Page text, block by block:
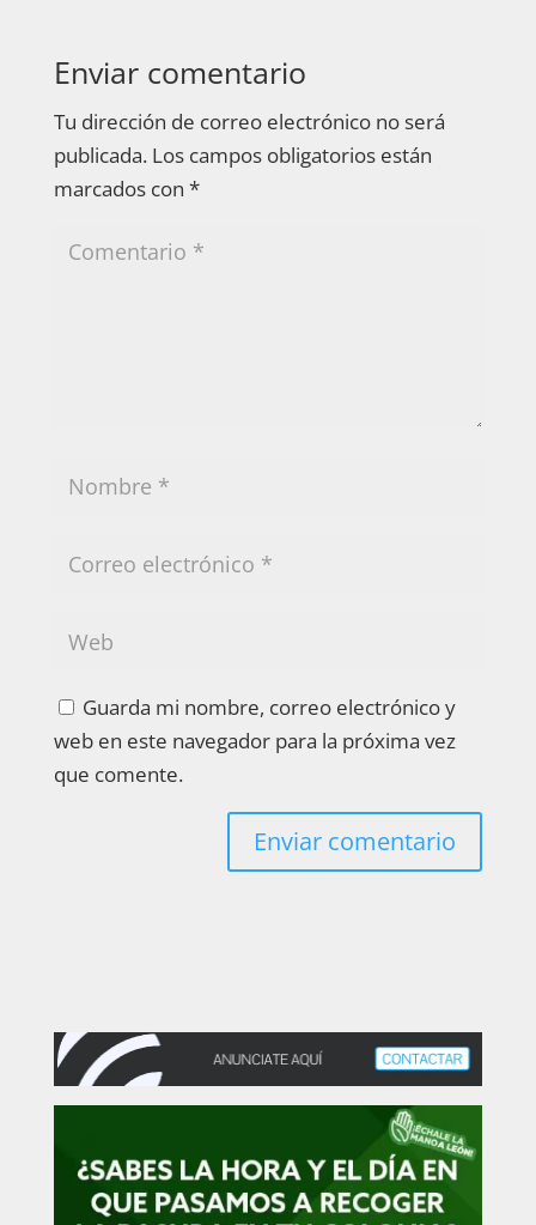
Enviar comentario
Tu dirección de correo electrónico no será
publicada. Los campos obligatorios están
marcados con *
Guarda mi nombre, correo electrónico y
web en este navegador para la próxima vez
que comente.